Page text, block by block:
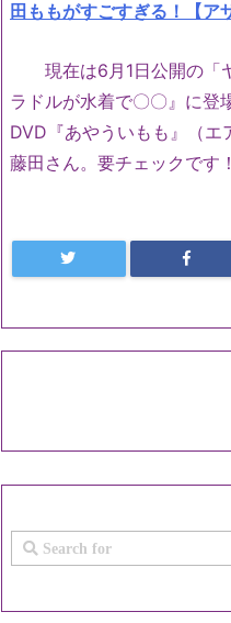
田ももがすごすぎる！【ア
現在は6 月 1日公開の「
ラドルが水着で〇〇』に登
DVD 『あやういもも』（
藤田さん。要チェックです